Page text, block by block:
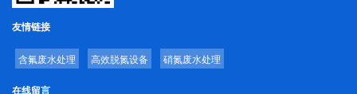
友情链接
含氟废水处理 高效脱氮设备 硝氮废水处理
在线留言